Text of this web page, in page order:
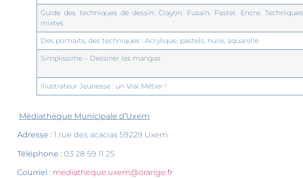
Guide des techniques de dessin: Crayon. Fusain. Pastel. Encre. Techniques
mixtes
Des portraits, des techniques : Acrylique, pastels, huile, aquarelle
Simplissime – Dessiner les mangas
Illustrateur Jeunesse : un Vrai Métier !
Médiathèque Municipale d’Uxem
Adresse : 1 rue des acacias 59229 Uxem
Téléphone : 03 28 59 11 25
Courriel : mediatheque.uxem@orange.fr